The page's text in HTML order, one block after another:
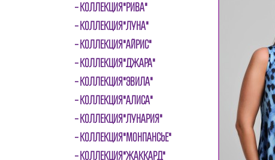
КОЛЛЕКЦИЯ"РИВА"
КОЛЛЕКЦИЯ"ЛУНА"
КОЛЛЕКЦИЯ"АЙРИС"
КОЛЛЕКЦИЯ"ДЖАРА"
КОЛЛЕКЦИЯ"ЭВИЛА"
КОЛЛЕКЦИЯ"АЛИСА"
КОЛЛЕКЦИЯ"ЛУНАРИЯ"
КОЛЛЕКЦИЯ"МОНПАНСЬЕ"
КОЛЛЕКЦИЯ"ЖАККАРД"